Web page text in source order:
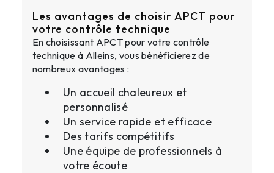
Les avantages de choisir APCT pour
votre contrôle technique
En choisissant APCT pour votre contrôle
technique à Alleins, vous bénéficierez de
nombreux avantages :
Un accueil chaleureux et
personnalisé
Un service rapide et efficace
Des tarifs compétitifs
Une équipe de professionnels à
votre écoute